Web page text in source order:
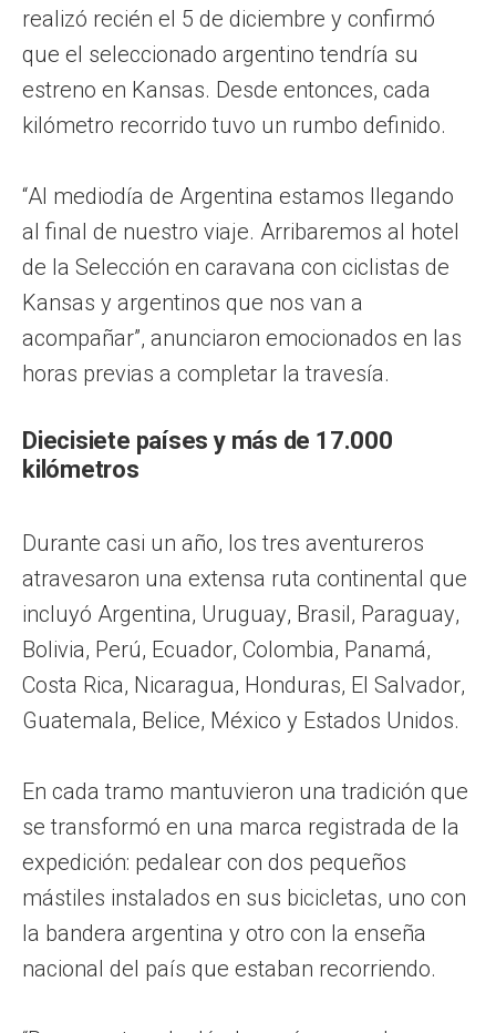
realizó recién el 5 de diciembre y confirmó
que el seleccionado argentino tendría su
estreno en Kansas. Desde entonces, cada
kilómetro recorrido tuvo un rumbo definido.
“Al mediodía de Argentina estamos llegando
al final de nuestro viaje. Arribaremos al hotel
de la Selección en caravana con ciclistas de
Kansas y argentinos que nos van a
acompañar”, anunciaron emocionados en las
horas previas a completar la travesía.
Diecisiete países y más de 17.000
kilómetros
Durante casi un año, los tres aventureros
atravesaron una extensa ruta continental que
incluyó Argentina, Uruguay, Brasil, Paraguay,
Bolivia, Perú, Ecuador, Colombia, Panamá,
Costa Rica, Nicaragua, Honduras, El Salvador,
Guatemala, Belice, México y Estados Unidos.
En cada tramo mantuvieron una tradición que
se transformó en una marca registrada de la
expedición: pedalear con dos pequeños
mástiles instalados en sus bicicletas, uno con
la bandera argentina y otro con la enseña
nacional del país que estaban recorriendo.